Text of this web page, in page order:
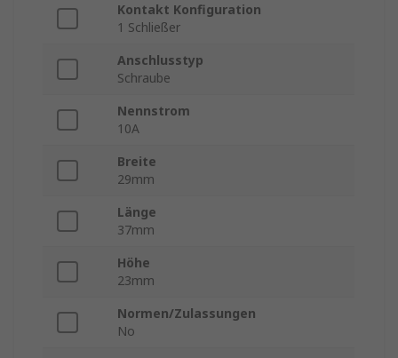
Kontakt Konfiguration
1 Schließer
Anschlusstyp
Schraube
Nennstrom
10A
Breite
29mm
Länge
37mm
Höhe
23mm
Normen/Zulassungen
No